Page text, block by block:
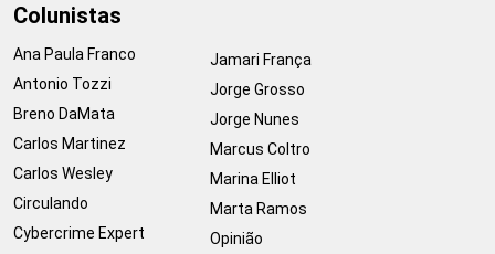
Colunistas
Ana Paula Franco
Antonio Tozzi
Breno DaMata
Carlos Martinez
Carlos Wesley
Circulando
Cybercrime Expert
Jamari França
Jorge Grosso
Jorge Nunes
Marcus Coltro
Marina Elliot
Marta Ramos
Opinião